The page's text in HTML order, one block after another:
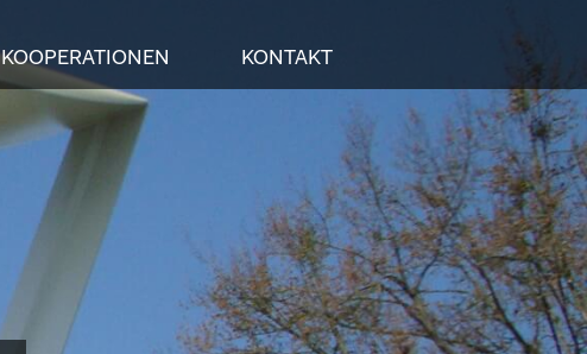
KOOPERATIONEN KONTAKT